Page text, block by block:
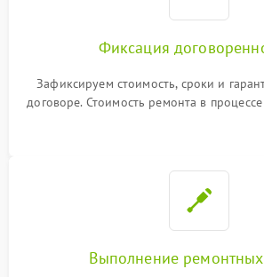
Фиксация
Зафиксируем стоимость, сроки и
договоре. Стоимость ремонта в
Выполнение